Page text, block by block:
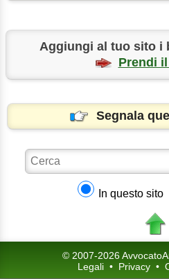
Aggiungi al tuo sito i
Prendi
Segnala
In questo sito
© 2007-2026
Legali • Privacy •